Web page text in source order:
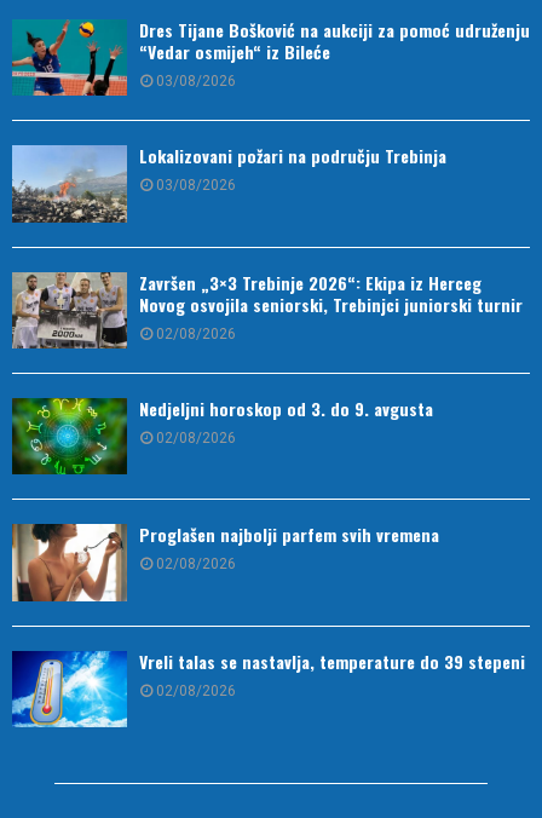
Dres Tijane Bošković na aukciji za pomoć udruženju
“Vedar osmijeh“ iz Bileće
03/08/2026
Lokalizovani požari na području Trebinja
03/08/2026
Završen „3×3 Trebinje 2026“: Ekipa iz Herceg
Novog osvojila seniorski, Trebinjci juniorski turnir
02/08/2026
Nedjeljni horoskop od 3. do 9. avgusta
02/08/2026
Proglašen najbolji parfem svih vremena
02/08/2026
Vreli talas se nastavlja, temperature do 39 stepeni
02/08/2026